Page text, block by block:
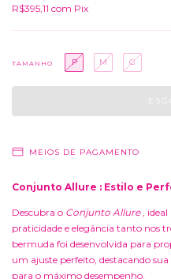
R$395,11 com Pix
TAMANHO P M G
MEIOS DE PAGAMENTO
Conjunto Allure : Estilo e
Descubra o Conjunto Allure, ideal
praticidade e elegância tanto nos
bermuda foi desenvolvida para
um ajuste perfeito, destacando
para o máximo desempenho.